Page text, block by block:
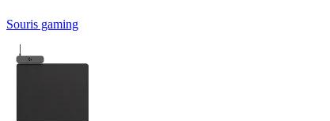
Souris gaming